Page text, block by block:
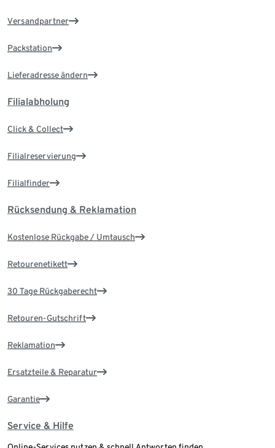
Versandpartner
Packstation
Lieferadresse ändern
Filialabholung
Click & Collect
Filialreservierung
Filialfinder
Rücksendung & Reklamation
Kostenlose Rückgabe / Umtausch
Retourenetikett
30 Tage Rückgaberecht
Retouren-Gutschrift
Reklamation
Ersatzteile & Reparatur
Garantie
Service & Hilfe